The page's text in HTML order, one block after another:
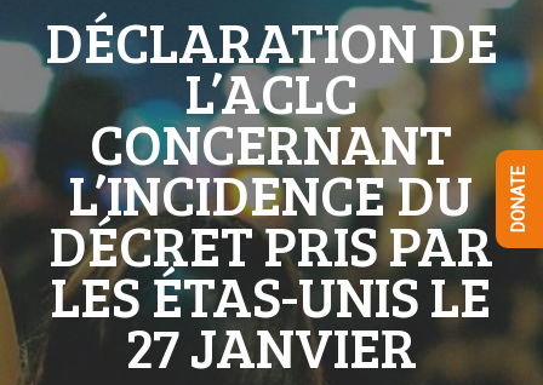
DÉCLARATION DE
L’ACLC
CONCERNANT
L’INCIDENCE DU
DÉCRET PRIS PAR
LES ÉTAS-UNIS LE
27 JANVIER
DONATE